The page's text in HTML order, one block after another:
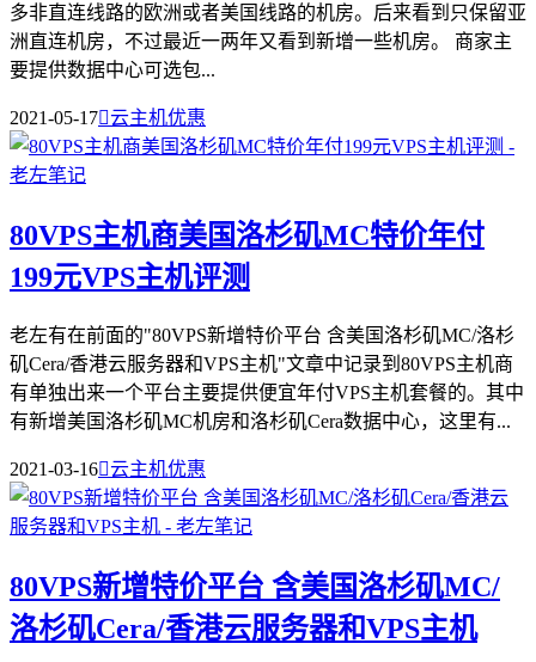
多非直连线路的欧洲或者美国线路的机房。后来看到只保留亚
洲直连机房，不过最近一两年又看到新增一些机房。 商家主
要提供数据中心可选包...
2021-05-17云主机优惠
80VPS主机商美国洛杉矶MC特价年付
199元VPS主机评测
老左有在前面的"80VPS新增特价平台 含美国洛杉矶MC/洛杉
矶Cera/香港云服务器和VPS主机"文章中记录到80VPS主机商
有单独出来一个平台主要提供便宜年付VPS主机套餐的。其中
有新增美国洛杉矶MC机房和洛杉矶Cera数据中心，这里有...
2021-03-16云主机优惠
80VPS新增特价平台 含美国洛杉矶MC/
洛杉矶Cera/香港云服务器和VPS主机